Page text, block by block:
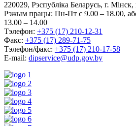
220029, Рэспубліка Беларусь, г.
Рэжым працы: Пн-Пт с 9.00 – 18.00,
13.00 – 14.00
Тэлефон: +375 (17) 210-12-31
Факс: +375 (17) 289-71-75
Тэлефон/факс: +375 (17) 210-17-58
E-mail: dipservice@udp.gov.by